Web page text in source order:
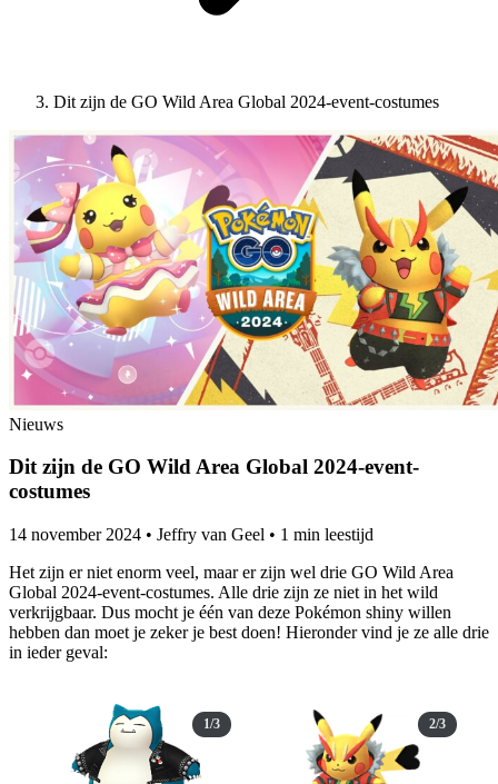
Dit zijn de GO Wild Area Global 2024-event-costumes
Nieuws
Dit zijn de GO Wild Area Global 2024-event-
costumes
14 november 2024 • Jeffry van Geel • 1 min leestijd
Het zijn er niet enorm veel, maar er zijn wel drie GO Wild Area
Global 2024-event-costumes. Alle drie zijn ze niet in het wild
verkrijgbaar. Dus mocht je één van deze Pokémon shiny willen
hebben dan moet je zeker je best doen! Hieronder vind je ze alle drie
in ieder geval:
1/3 2/3